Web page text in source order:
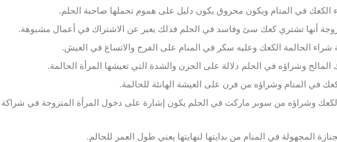
الكعك في المنام ويكون محروق يكون دليل على هموم تحملها صاحبة الحلم.
أنها تشتري كعك سئ وفاسد في الحلم فذلك يعبر عن الاشتراك في أعمال مشبوهة.
شراء الحالمة الكعك وعليه سكر في المنام على الفرج والاتساع في العيش.
المالح وشراؤه في الحلم دلالة على الحزن والشدة التي تعيشها المرأة الحالمة.
في المنام وشراؤه من فرن على العيشة الهانئة للحالمة.
الكعك وشراؤه من سوبر ماركت في الحلم يكون إشارة على دخول المرأة المتزوجة في شراكة
المجهولة في المنام من بدايتها لنهايتها يعني طول العمر للحالم.